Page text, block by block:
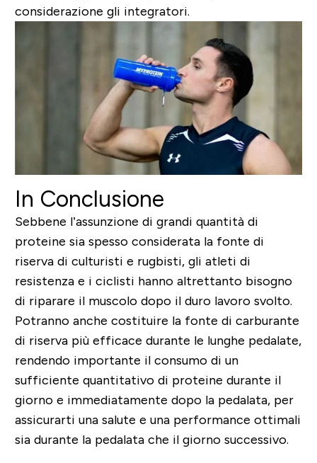
considerazione gli integratori.
In Conclusione
Sebbene l’assunzione di grandi quantità di
proteine sia spesso considerata la fonte di
riserva di culturisti e rugbisti, gli atleti di
resistenza e i ciclisti hanno altrettanto bisogno
di riparare il muscolo dopo il duro lavoro svolto.
Potranno anche costituire la fonte di carburante
di riserva più efficace durante le lunghe pedalate,
rendendo importante il consumo di un
sufficiente quantitativo di proteine durante il
giorno e immediatamente dopo la pedalata, per
assicurarti una salute e una performance ottimali
sia durante la pedalata che il giorno successivo.